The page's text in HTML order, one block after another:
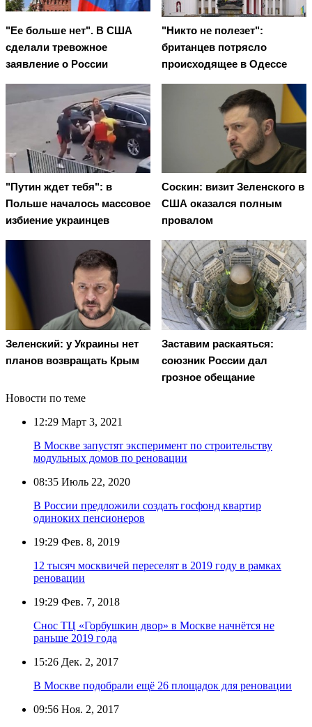
"Ее больше нет". В США
сделали тревожное
заявление о России
"Никто не полезет":
британцев потрясло
происходящее в Одессе
"Путин ждет тебя": в
Польше началось массовое
избиение украинцев
Соскин: визит Зеленского в
США оказался полным
провалом
Зеленский: у Украины нет
планов возвращать Крым
Заставим раскаяться:
союзник России дал
грозное обещание
Новости по теме
12:29 Март 3, 2021
В Москве запустят эксперимент по строительству
модульных домов по реновации
08:35 Июль 22, 2020
В России предложили создать госфонд квартир
одиноких пенсионеров
19:29 Фев. 8, 2019
12 тысяч москвичей переселят в 2019 году в рамках
реновации
19:29 Фев. 7, 2018
Снос ТЦ «Горбушкин двор» в Москве начнётся не
раньше 2019 года
15:26 Дек. 2, 2017
В Москве подобрали ещё 26 площадок для реновации
09:56 Ноя. 2, 2017